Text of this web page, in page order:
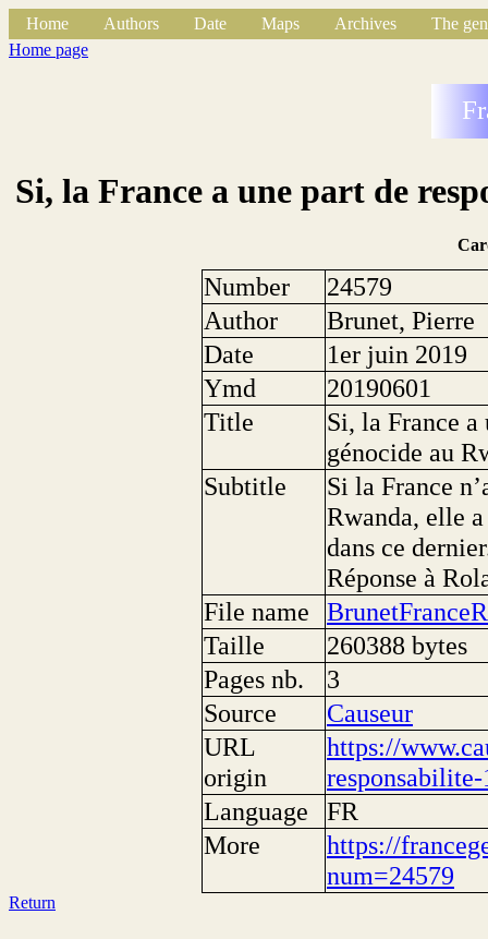
Home Authors Date Maps Archives
The
Home page
Si, la France a une part de
Number
24579
Author
Brunet, Pierre
Date
1er juin 2019
Ymd
20190601
Title
Si, la France a
génocide au
Subtitle
Si la France
Rwanda, elle
dans ce
Réponse à
File name
Taille
260388 bytes
Pages nb.
3
Source
Causeur
URL
origin
https://
Language
FR
More
https://
num=24579
Return